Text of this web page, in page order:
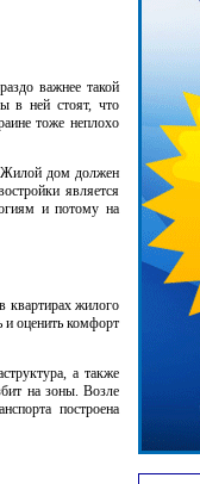
важнее такой
в ней стоят, что
тоже неплохо
Жилой дом должен
является
и потому на
квартирах жилого
и оценить комфорт
а также
на зоны. Возле
построена